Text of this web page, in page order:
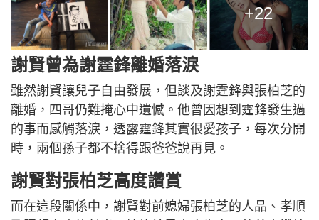
+22
謝賢曾為謝霆鋒離婚落淚
雖然謝賢讓兒子自由發展，但談及謝霆鋒與張柏芝的
離婚，四哥仍難掩心中遺憾。他曾因想到霆鋒發生過
的事而感觸落淚，透露霆鋒其實很愛孩子，每次分開
時，兩個孫子都不捨得跟爸爸說再見。
謝賢對張柏芝高度讚賞
而在這段關係中，謝賢對前媳婦張柏芝的人品、孝順